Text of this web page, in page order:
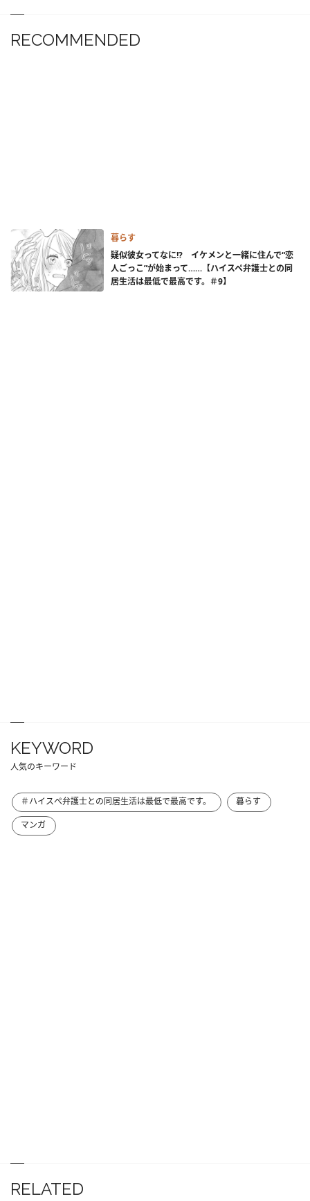
RECOMMENDED
暮らす
疑似彼女ってなに!? イケメンと一緒に住んで“恋
人ごっこ”が始まって……【ハイスペ弁護士との同
居生活は最低で最高です。＃9】
KEYWORD
人気のキーワード
＃ハイスぺ弁護士との同居生活は最低で最高です。
暮らす
マンガ
RELATED